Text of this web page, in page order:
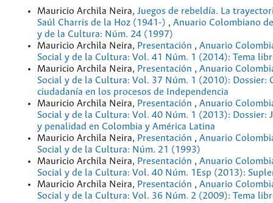
Mauricio Archila Neira, Juegos de rebeldía. La
Saúl Charris de la Hoz (1941-) , Anuario Colombiano
y de la Cultura: Núm. 24 (1997)
Mauricio Archila Neira, Presentación , Anuario
Social y de la Cultura: Vol. 41 Núm. 1 (2014): Tema
Mauricio Archila Neira, Presentación , Anuario
Social y de la Cultura: Vol. 37 Núm. 1 (2010): Dossier:
ciudadanía en los procesos de Independencia
Mauricio Archila Neira, Presentación , Anuario
Social y de la Cultura: Vol. 40 Núm. 1 (2013): Dossier:
y penalidad en Colombia y América Latina
Mauricio Archila Neira, Presentación , Anuario
Social y de la Cultura: Núm. 21 (1993)
Mauricio Archila Neira, Presentación , Anuario
Social y de la Cultura: Vol. 40 Núm. 1Esp (2013):
Mauricio Archila Neira, Presentación , Anuario
Social y de la Cultura: Vol. 36 Núm. 2 (2009): Tema